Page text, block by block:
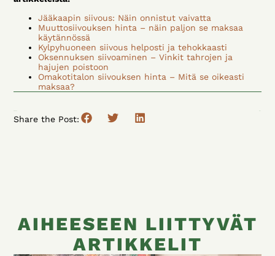
Jääkaapin siivous: Näin onnistut vaivatta
Muuttosiivouksen hinta – näin paljon se maksaa
käytännössä
Kylpyhuoneen siivous helposti ja tehokkaasti
Oksennuksen siivoaminen – Vinkit tahrojen ja
hajujen poistoon
Omakotitalon siivouksen hinta – Mitä se oikeasti
maksaa?
Share the Post:
AIHEESEEN LIITTYVÄT
ARTIKKELIT